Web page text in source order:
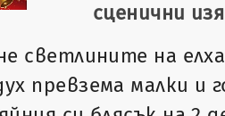
сценични
светлините на
превзема малки и